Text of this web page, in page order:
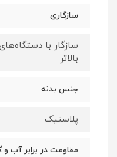
سازگاری
بالاتر
جنس بدنه
پلاستیک
مقاومت در برابر آب و